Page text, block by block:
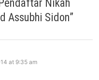
Nikah
Assubhi Sidon”
at 9:35 am